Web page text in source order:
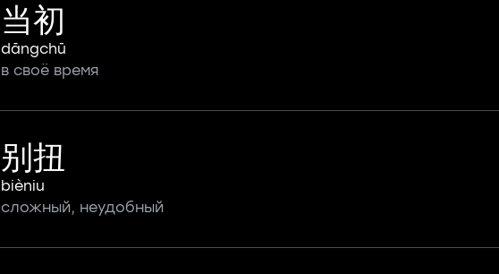
当初
dāngchū
в своё время
别扭
bièniu
сложный, неудобный